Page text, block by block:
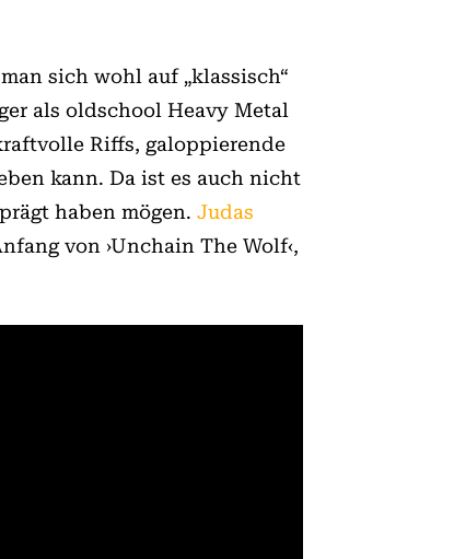
sich wohl auf „klassisch“
als oldschool Heavy Metal
Riffs, galoppierende
kann. Da ist es auch nicht
haben mögen. Judas
von ›Unchain The Wolf‹,